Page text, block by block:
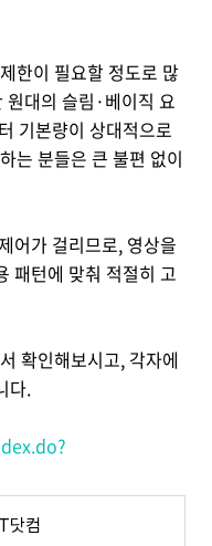
한이 필요할 정도로 많
대의 슬림·베이직 요
기본량이 상대적으로
는 분들은 큰 불편 없이
어가 걸리므로, 영상을
패턴에 맞춰 적절히 고
확인해보시고, 각자에
다.
닷컴